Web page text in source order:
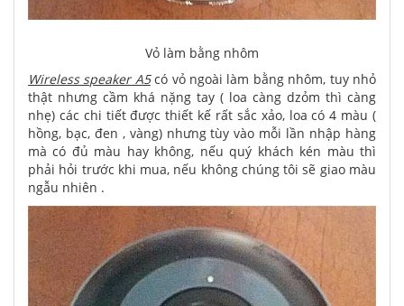
Vỏ làm bằng nhôm
Wireless speaker A5có vỏ ngoài làm bằng nhôm, tuy nhỏ
thật nhưng cầm khá nặng tay ( loa càng dzỏm thì càng
nhẹ) các chi tiết được thiết kế rất sắc xảo, loa có 4 màu (
hồng, bạc, đen , vàng) nhưng tùy vào mỗi lần nhập hàng
mà có đủ màu hay không, nếu quý khách kén màu thì
phải hỏi trước khi mua, nếu không chúng tôi sẽ giao màu
ngẫu nhiên .